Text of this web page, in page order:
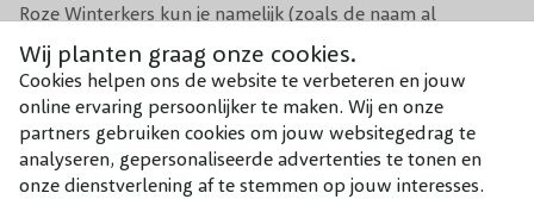
Wij planten graag onze cookies.
Cookies helpen ons de website te verbeteren en jouw
online ervaring persoonlijker te maken. Wij en onze
partners gebruiken cookies om jouw websitegedrag te
analyseren, gepersonaliseerde advertenties te tonen en
onze dienstverlening af te stemmen op jouw interesses.
Roze Winterkers kun je namelijk (zoals de naam al
aangeeft)in de winter genieten van prachtige witroze
bloesem! Met de Autumnalis Rosea heb je dus zelfs in de
winter een aantrekkelijke, levendige tuin. Deze
bloesemboom heeft een vaasvormige, brede kroon en
bereikt een hoogte van +/- 8 meter. De takken zijn zeer
Lees meer
Windbestendigheid Goed
Winterhardheid Goed